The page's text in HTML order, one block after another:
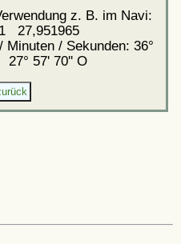
z. B. im Navi:
27,951965
Minuten / Sekunden: 36°
27° 57' 70'' O